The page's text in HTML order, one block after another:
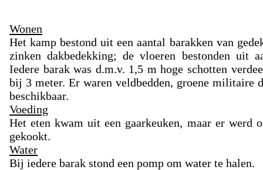
Wonen
Het kamp bestond uit een aantal barakken van
zinken dakbedekking; de vloeren bestonden uit
Iedere barak was d.m.v. 1,5 m hoge schotten
bij 3 meter. Er waren veldbedden, groene militaire
beschikbaar.
Voeding
Het eten kwam uit een gaarkeuken, maar er werd
gekookt.
Water
Bij iedere barak stond een pomp om water te halen.